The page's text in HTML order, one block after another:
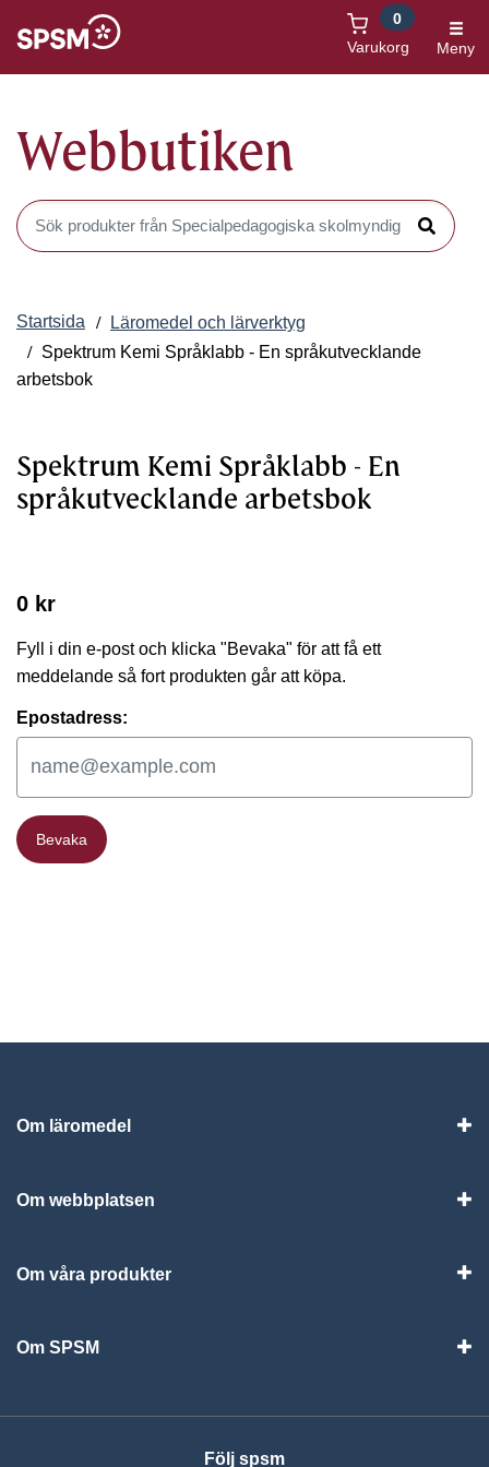
Varukorg
0
Meny
Webbutiken
Sök produkter i Webbutiken
Sök
Startsida
Läromedel och lärverktyg
Spektrum Kemi Språklabb - En språkutvecklande
arbetsbok
Spektrum Kemi Språklabb - En
språkutvecklande arbetsbok
0 kr
Fyll i din e-post och klicka "Bevaka" för att få ett
meddelande så fort produkten går att köpa.
Epostadress:
Bevaka
Bevaka
Om läromedel
Om webbplatsen
Om våra produkter
Om SPSM
Följ spsm